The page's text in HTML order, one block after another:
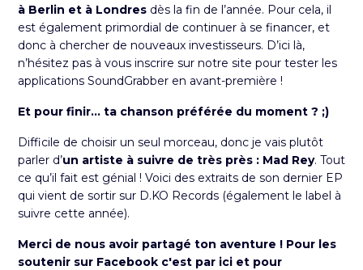
à Berlin et à Londres dès la fin de l’année. Pour cela, il
est également primordial de continuer à se financer, et
donc à chercher de nouveaux investisseurs. D’ici là,
n’hésitez pas à vous inscrire sur notre site pour tester les
applications SoundGrabber en avant-première !
Et pour finir... ta chanson préférée du moment ? ;)
Difficile de choisir un seul morceau, donc je vais plutôt
parler d’un artiste à suivre de très près : Mad Rey. Tout
ce qu’il fait est génial ! Voici des extraits de son dernier EP
qui vient de sortir sur D.KO Records (également le label à
suivre cette année).
Merci de nous avoir partagé ton aventure ! Pour les
soutenir sur Facebook c'est par ici et pour